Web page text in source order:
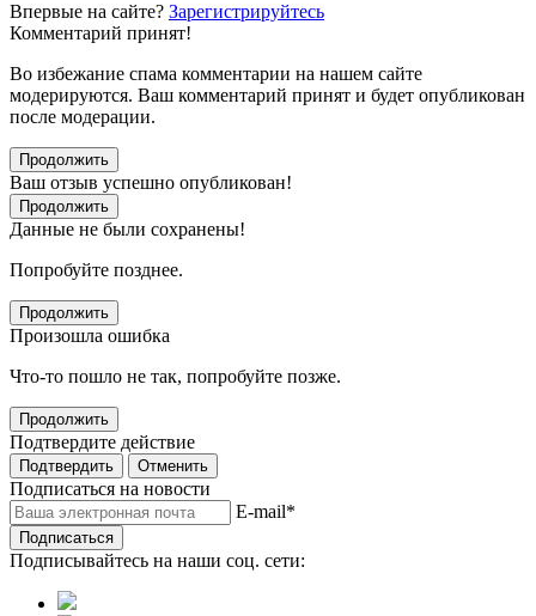
Впервые на сайте? Зарегистрируйтесь
Комментарий принят!
Во избежание спама комментарии на нашем сайте
модерируются. Ваш комментарий принят и будет опубликован
после модерации.
Продолжить
Ваш отзыв успешно опубликован!
Продолжить
Данные не были сохранены!
Попробуйте позднее.
Продолжить
Произошла ошибка
Что-то пошло не так, попробуйте позже.
Продолжить
Подтвердите действие
Подтвердить Отменить
Подписаться на новости
E-mail*
Подписаться
Подписывайтесь на наши соц. сети: